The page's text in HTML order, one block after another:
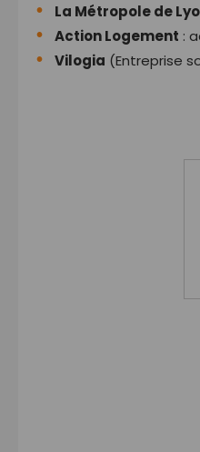
La Métropole de
Action Logement :
Vilogia (Entreprise